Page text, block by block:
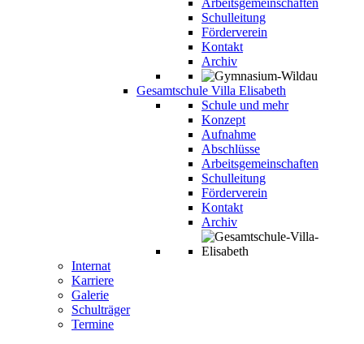
Arbeitsgemeinschaften
Schulleitung
Förderverein
Kontakt
Archiv
Gesamtschule Villa Elisabeth
Schule und mehr
Konzept
Aufnahme
Abschlüsse
Arbeitsgemeinschaften
Schulleitung
Förderverein
Kontakt
Archiv
Internat
Karriere
Galerie
Schulträger
Termine